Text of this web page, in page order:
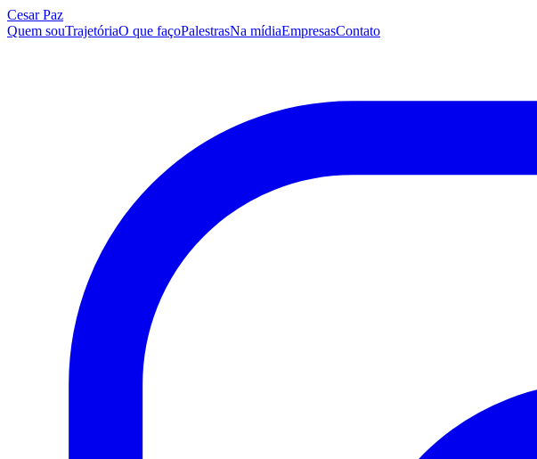
Cesar Paz
Quem souTrajetóriaO que façoPalestrasNa mídiaEmpresasContato